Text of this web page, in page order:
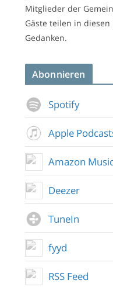
Mitglieder der
Gäste teilen in
Gedanken.
Abonnieren
Spotify
Apple
Amazon
Deezer
TuneIn
fyyd
RSS Feed